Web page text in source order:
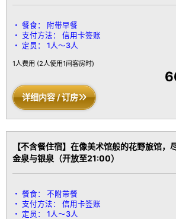
餐食：
附带早餐
支付方法：
信用卡签账
定员：
1人～3人
1人费用 (2人使用1间客房时)
详细内容 / 订房
【不含餐住宿】在像美术馆般的花野旅馆
金泉与银泉（开放至21:00）
餐食：
不附带餐
支付方法：
信用卡签账
定员：
1人～3人